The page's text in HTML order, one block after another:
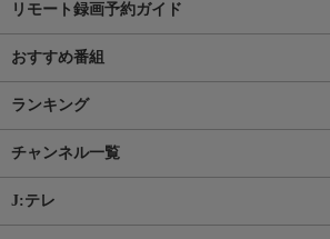
リモート録画予約ガイド
おすすめ番組
ランキング
チャンネル一覧
J:テレ